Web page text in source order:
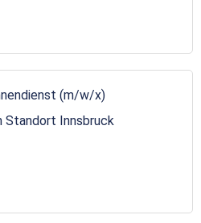
(m/w/x)
Innsbruck